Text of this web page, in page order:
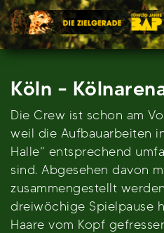
Skip
to
content
Köln –
Die Crew ist schon am
weil die Aufbauarbeiten
Halle“ entsprechend
sind. Abgesehen davon
zusammengestellt
dreiwöchige Spielpause
Haare vom Kopf